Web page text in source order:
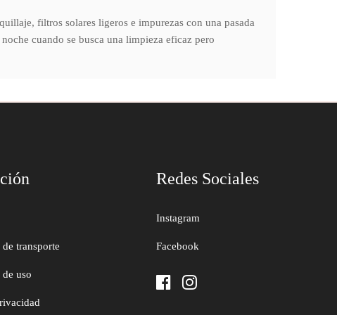
filtros solares ligeros e impurezas con una pasada
cuando se busca una limpieza eficaz pero
transporte
uso
Redes Sociales
Instagram
Facebook